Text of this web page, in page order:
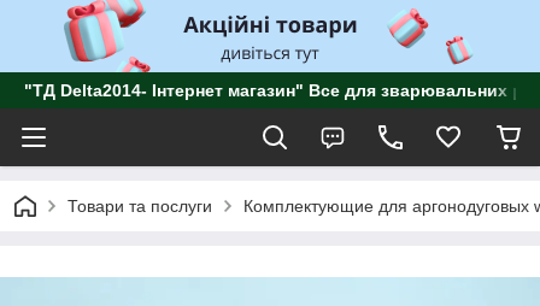
"ТД Delta2014- Інтернет магазин" Все для зварювальних
Товари та послуги Комплектующие для аргонодуговых